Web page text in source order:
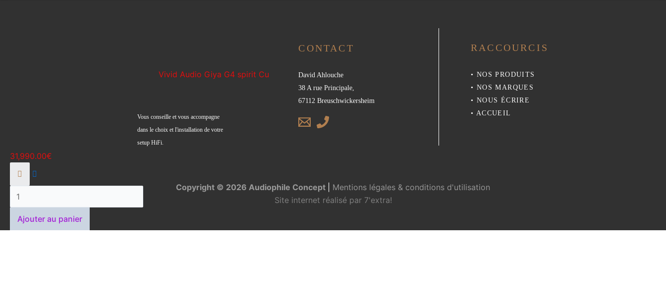
Vous conseille et vous accompagne
dans le choix et l'installation de votre
setup HiFi.
CONTACT
David Ahlouche
38 A rue Principale,
67112 Breuschwickersheim
RACCOURCIS
• NOS PRODUITS
• NOS MARQUES
• NOUS ÉCRIRE
• ACCUEIL
Copyright © 2026 Audiophile Concept
Mentions légales & conditions d'utilisation
Site internet réalisé par7'extra!
Vivid Audio Giya G4 spirit Cu
31,990.00€
Ajouter au panier